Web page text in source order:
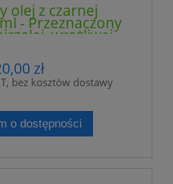
olej z czarnej
- Przeznaczony
wrażliwej,
zł
bez kosztów dostawy
o dostępności